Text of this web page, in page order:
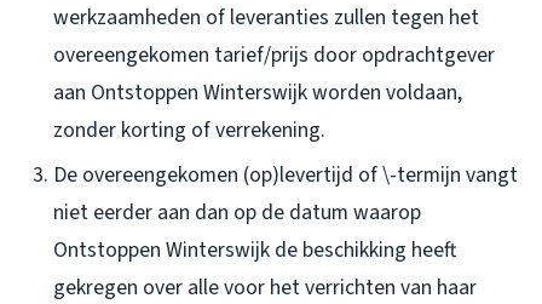
werkzaamheden of leveranties zullen tegen het
overeengekomen tarief/prijs door opdrachtgever
aan Ontstoppen Winterswijk worden voldaan,
zonder korting of verrekening.
De overeengekomen (op)levertijd of \-termijn vangt
niet eerder aan dan op de datum waarop
Ontstoppen Winterswijk de beschikking heeft
gekregen over alle voor het verrichten van haar